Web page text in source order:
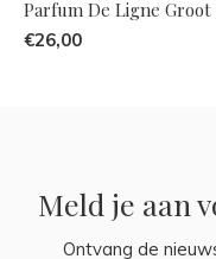
Parfum De Ligne Groot
€26,00
Meld je aan
Ontvang de